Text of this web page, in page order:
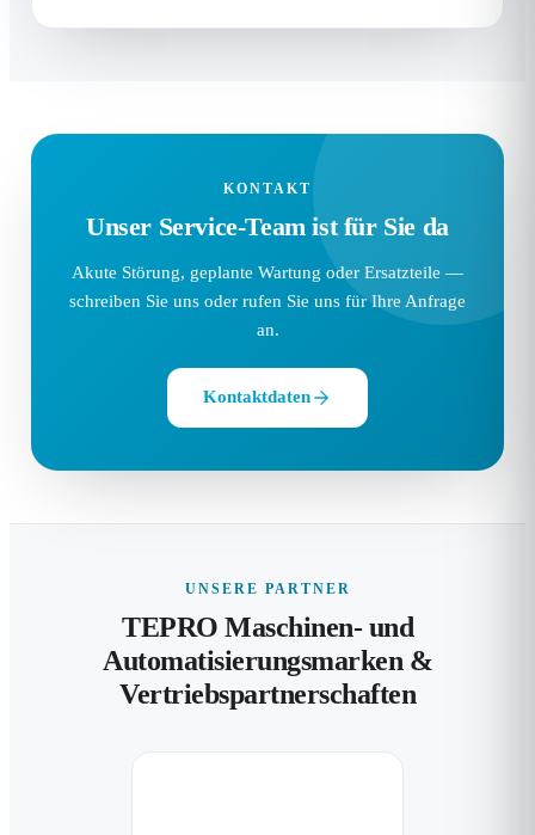
KONTAKT
Unser Service-Team ist für Sie da
Akute Störung, geplante Wartung oder Ersatzteile —
schreiben Sie uns oder rufen Sie uns für Ihre Anfrage
an.
Kontaktdaten
UNSERE PARTNER
TEPRO Maschinen- und
Automatisierungsmarken &
Vertriebspartnerschaften